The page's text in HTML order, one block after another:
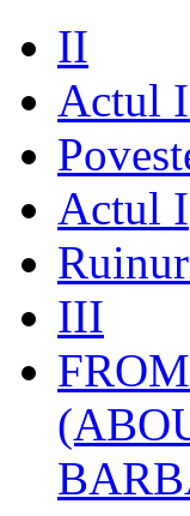
II
Actul
Actul I
III